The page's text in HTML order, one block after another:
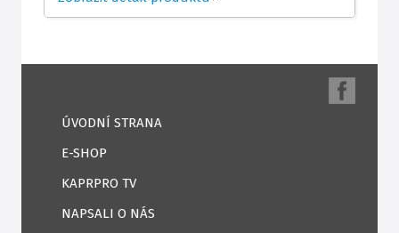
ÚVODNÍ STRANA
E-SHOP
KAPRPRO TV
NAPSALI O NÁS